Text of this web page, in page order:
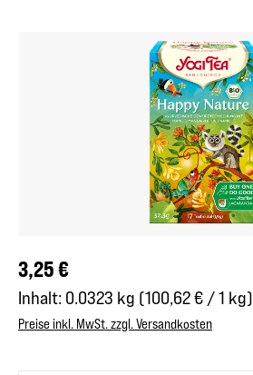
Bildergalerie überspringen
Regulärer Preis:
3,25 €
Inhalt: 0.0323 kg (100,62 € / 1 kg)
Preise inkl. MwSt. zzgl. Versandkosten